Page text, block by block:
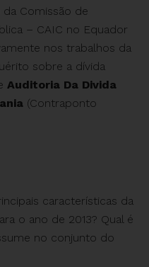
Comissão de
– CAIC no Equador
nos trabalhos da
sobre a dívida
Auditoria Da Divida
(Contraponto
características da
o ano de 2013? Qual é
no conjunto do